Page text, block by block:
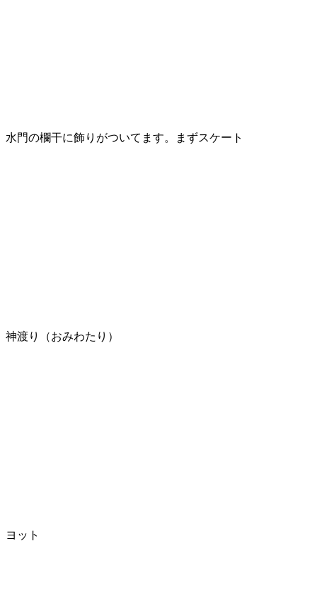
水門の欄干に飾りがついてます。まずスケート
神渡り（おみわたり）
ヨット